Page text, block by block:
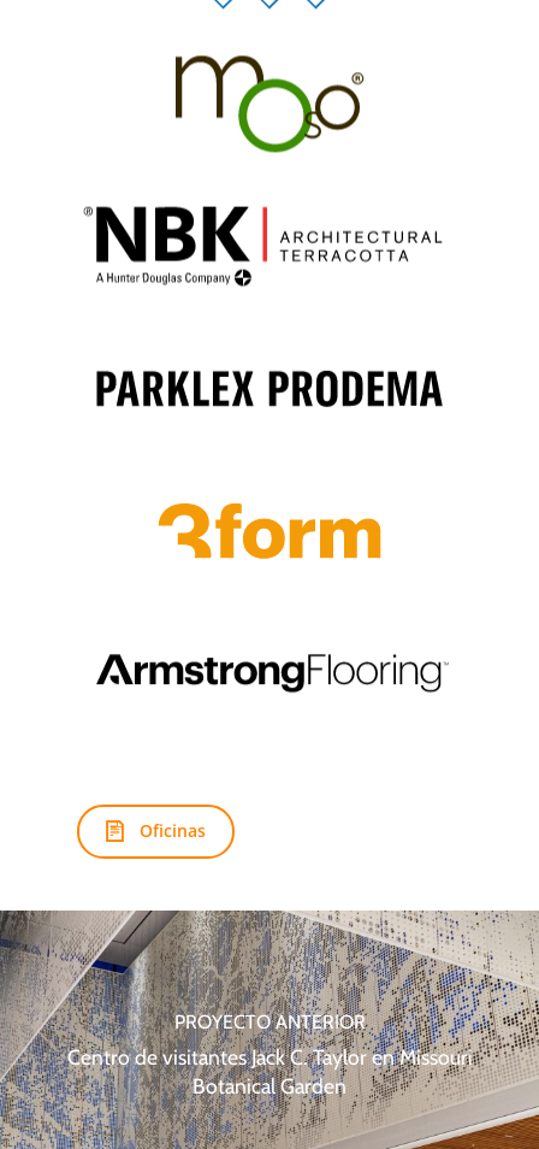
Oficinas
PROYECTO ANTERIOR
Centro de visitantes Jack C. Taylor en Missouri
Botanical Garden